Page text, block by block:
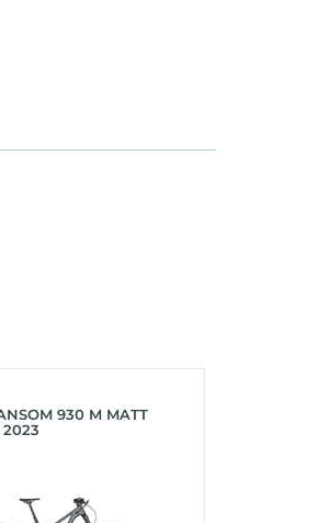
930 M MATT
2023